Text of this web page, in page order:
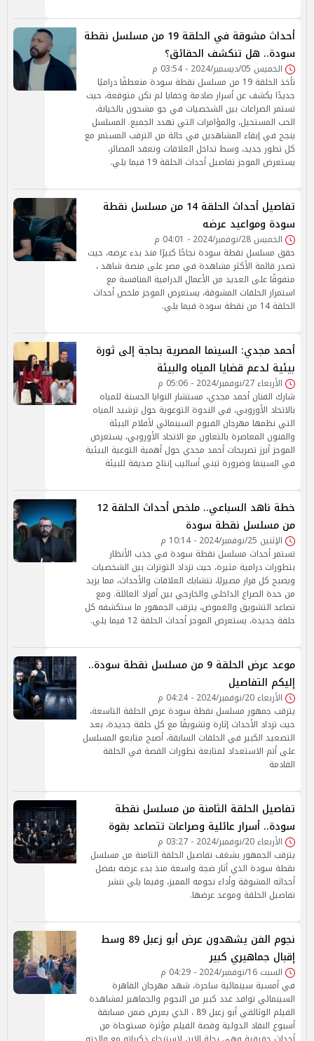
أحداث مشوقة في الحلقة 19 من مسلسل نقطة
سودة.. هل تنكشف الحقائق؟
الخميس 05/ديسمبر/2024 - 03:54 م
تأخذ الحلقة 19 من مسلسل نقطة سودة منعطفًا دراميًا
جديدًا يكشف عن أسرار صادمة وخفايا لم تكن متوقعة، حيث
تستمر الصراعات بين الشخصيات في جو مشحون بالخيانة،
الحب المستحيل، والمؤامرات التي تهدد الجميع. المسلسل
ينجح في إبقاء المشاهدين في حالة من الترقب المستمر مع
كل تطور جديد، وسط تداخل العلاقات وتعقد المصائر،
يستعرض الموجز تفاصيل أحداث الحلقة 19 فيما يلي.
تفاصيل أحداث الحلقة 14 من مسلسل نقطة
سودة ومواعيد عرضه
الخميس 28/نوفمبر/2024 - 04:01 م
حقق مسلسل نقطة سودة نجاحًا كبيرًا منذ بدء عرضه، حيث
تصدر قائمة الأكثر مشاهدة في مصر على منصة شاهد ،
متفوقًا على العديد من الأعمال الدرامية المنافسة مع
استمرار الحلقات المشوقة، يستعرض الموجز ملخص أحداث
الحلقة 14 من نقطة سودة فيما يلي.
أحمد مجدي: السينما المصرية بحاجة إلى ثورة
بيئية لدعم قضايا المياه والبيئة
الأربعاء 27/نوفمبر/2024 - 05:06 م
شارك الفنان أحمد مجدي، مستشار النوايا الحسنة للمياه
بالاتحاد الأوروبي، في الندوة التوعوية حول ترشيد المياه
التي نظمها مهرجان الفيوم السينمائي لأفلام البيئة
والفنون المعاصرة بالتعاون مع الاتحاد الأوروبي، يستعرض
الموجز أبرز تصريحات أحمد مجدي حول أهمية التوعية البيئية
في السينما وضرورة تبني أساليب إنتاج صديقة للبيئة
خطة ناهد السباعي.. ملخص أحداث الحلقة 12
من مسلسل نقطة سودة
الإثنين 25/نوفمبر/2024 - 10:14 م
تستمر أحداث مسلسل نقطة سودة في جذب الأنظار
بتطورات درامية مثيرة، حيث تزداد التوترات بين الشخصيات
ويصبح كل قرار مصيريًا، تتشابك العلاقات والأحداث، مما يزيد
من حدة الصراع الداخلي والخارجي بين أفراد العائلة. ومع
تصاعد التشويق والغموض، يترقب الجمهور ما ستكشفه كل
حلقة جديدة، يستعرض الموجز أحداث الحلقة 12 فيما يلي.
موعد عرض الحلقة 9 من مسلسل نقطة سودة..
إليكم التفاصيل
الأربعاء 20/نوفمبر/2024 - 04:24 م
يترقب جمهور مسلسل نقطة سودة عرض الحلقة التاسعة،
حيث تزداد الأحداث إثارة وتشويقًا مع كل حلقة جديدة، بعد
التصعيد الكبير في الحلقات السابقة، أصبح متابعو المسلسل
على أتم الاستعداد لمتابعة تطورات القصة في الحلقة
القادمة
تفاصيل الحلقة الثامنة من مسلسل نقطة
سودة.. أسرار عائلية وصراعات تتصاعد بقوة
الأربعاء 20/نوفمبر/2024 - 03:27 م
يترقب الجمهور بشغف تفاصيل الحلقة الثامنة من مسلسل
نقطة سودة الذي أثار ضجة واسعة منذ بدء عرضه بفضل
أحداثه المشوقة وأداء نجومه المميز، وفيما يلي ننشر
تفاصيل الحلقة وموعد عرضها.
نجوم الفن يشهدون عرض أبو زعبل 89 وسط
إقبال جماهيري كبير
السبت 16/نوفمبر/2024 - 04:29 م
في أمسية سينمائية ساحرة، شهد مهرجان القاهرة
السينمائي توافد عدد كبير من النجوم والجماهير لمشاهدة
الفيلم الوثائقي أبو زعبل 89 ، الذي يعرض ضمن مسابقة
أسبوع النقاد الدولية وقصة الفيلم مؤثرة مستوحاة من